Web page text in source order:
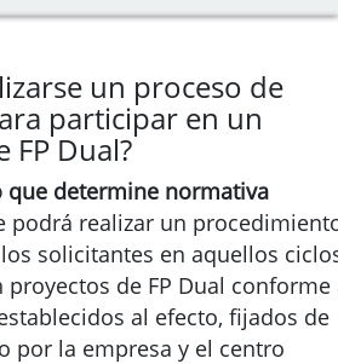
un proceso de
participar en un
FP Dual?
que determine normativa
podrá realizar un
solicitantes en aquellos
de FP Dual conforme
al efecto, fijados de
por la empresa y el centro